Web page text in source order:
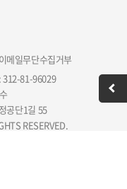
이메일무단수집거부
312-81-96029
공단1길 55
RESERVED.